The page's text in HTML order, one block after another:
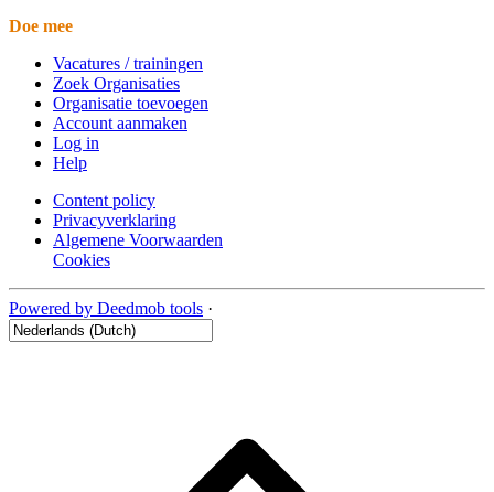
Doe mee
Vacatures / trainingen
Zoek Organisaties
Organisatie toevoegen
Account aanmaken
Log in
Help
Content policy
Privacyverklaring
Algemene Voorwaarden
Cookies
Powered by Deedmob tools ·